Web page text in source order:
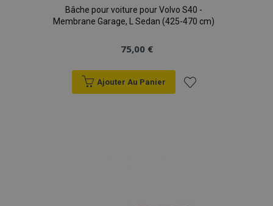
Bâche pour voiture pour Volvo S40 -
Membrane Garage, L Sedan (425-470 cm)
75,00 €
Ajouter Au Panier